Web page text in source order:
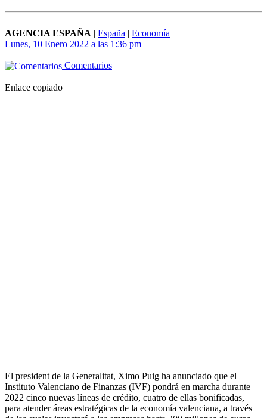
AGENCIA ESPAÑA | España | Economía
Lunes, 10 Enero 2022 a las 1:36 pm
Comentarios
Enlace copiado
El president de la Generalitat, Ximo Puig ha anunciado que el
Instituto Valenciano de Finanzas (IVF) pondrá en marcha durante
2022 cinco nuevas líneas de crédito, cuatro de ellas bonificadas,
para atender áreas estratégicas de la economía valenciana, a través